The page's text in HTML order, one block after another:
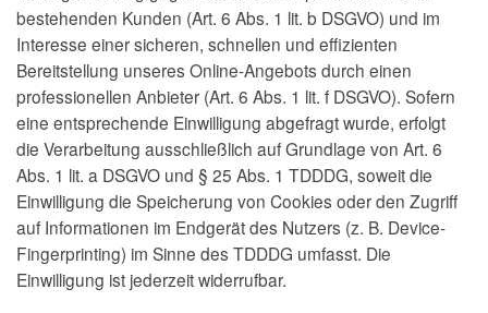
bestehenden Kunden (Art. 6 Abs. 1 lit. b DSGVO) und im
Interesse einer sicheren, schnellen und effizienten
Bereitstellung unseres Online-Angebots durch einen
professionellen Anbieter (Art. 6 Abs. 1 lit. f DSGVO). Sofern
eine entsprechende Einwilligung abgefragt wurde, erfolgt
die Verarbeitung ausschließlich auf Grundlage von Art. 6
Abs. 1 lit. a DSGVO und § 25 Abs. 1 TDDDG, soweit die
Einwilligung die Speicherung von Cookies oder den Zugriff
auf Informationen im Endgerät des Nutzers (z. B. Device-
Fingerprinting) im Sinne des TDDDG umfasst. Die
Einwilligung ist jederzeit widerrufbar.